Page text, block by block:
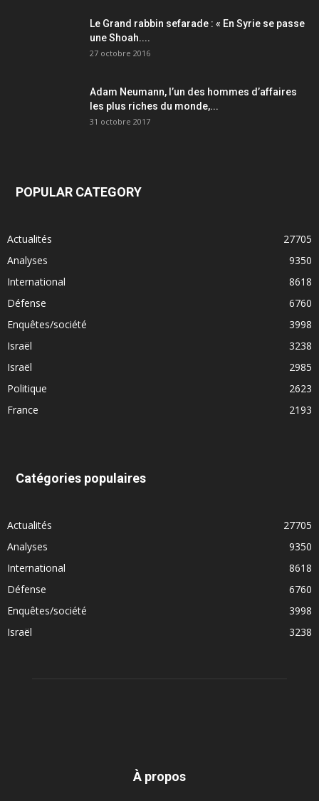
Le Grand rabbin sefarade : « En Syrie se passe
une Shoah....
27 octobre 2016
Adam Neumann, l’un des hommes d’affaires
les plus riches du monde,...
31 octobre 2017
POPULAR CATEGORY
Actualités
27705
Analyses
9350
International
8618
Défense
6760
Enquêtes/société
3998
Israël
3238
Israël
2985
Politique
2623
France
2193
Catégories populaires
Actualités
27705
Analyses
9350
International
8618
Défense
6760
Enquêtes/société
3998
Israël
3238
À propos